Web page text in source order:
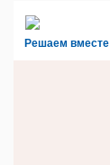
Решаем вместе